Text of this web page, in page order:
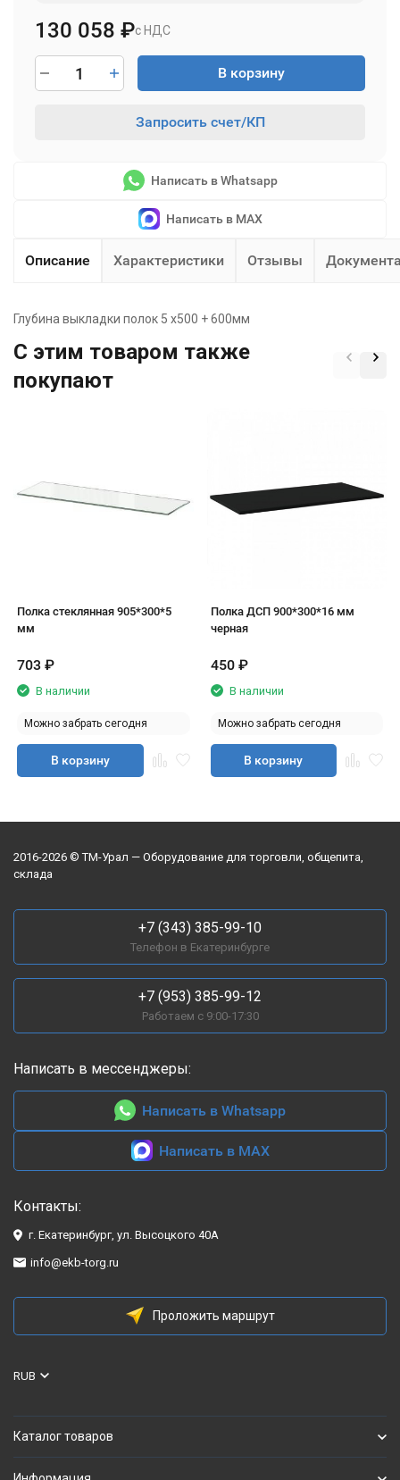
с НДС
130 058 ₽
В корзину
Запросить счет/КП
Написать в Whatsapp
Написать в MAX
Описание Характеристики Отзывы
Глубина выкладки полок 5 х500 + 600мм
C этим товаром также
покупают
Полка стеклянная 905*300*5
мм
703 ₽
В наличии
Можно забрать сегодня
В корзину
Полка ДСП 900*300*16 мм
черная
450 ₽
В наличии
Можно забрать сегодня
В корзину
2016-2026 © ТМ-Урал — Оборудование для торговли, общепита,
склада
+7 (343) 385-99-10
Телефон в Екатеринбурге
+7 (953) 385-99-12
Работаем с 9:00-17:30
Написать в мессенджеры:
Написать в Whatsapp
Написать в MAX
Контакты:
г. Екатеринбург, ул. Высоцкого 40А
info@ekb-torg.ru
Проложить маршрут
RUB
Каталог товаров